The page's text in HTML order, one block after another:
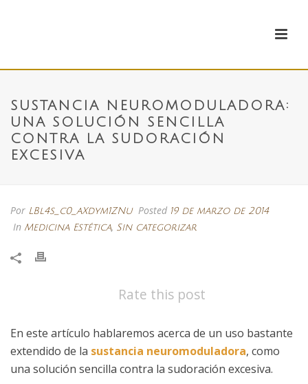
SUSTANCIA NEUROMODULADORA:
UNA SOLUCIÓN SENCILLA
CONTRA LA SUDORACIÓN
EXCESIVA
Por LBl4s_c0_aXdym1ZNu Posted 19 de marzo de 2014
In Medicina Estética, Sin categorizar
Rate this post
En este artículo hablaremos acerca de un uso bastante
extendido de la sustancia neuromoduladora, como
una solución sencilla contra la sudoración excesiva.